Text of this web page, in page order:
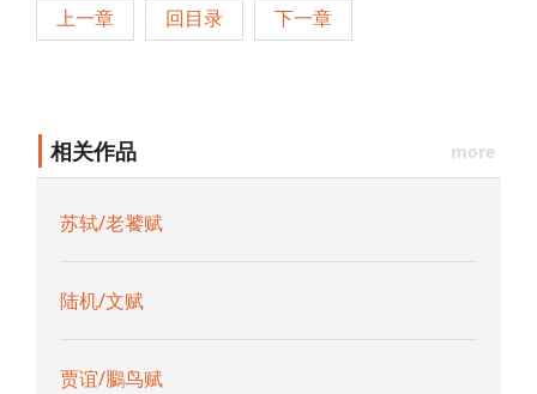
上一章 回目录 下一章
相关作品 more
苏轼/老饕赋
陆机/文赋
贾谊/鵩鸟赋